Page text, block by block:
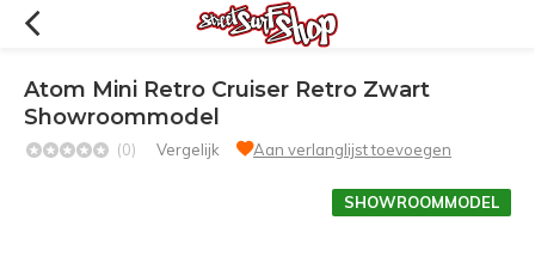
Atom Mini Retro Cruiser Retro Zwart
Showroommodel
(0) Vergelijk Aan verlanglijst toevoegen
SHOWROOMMODEL